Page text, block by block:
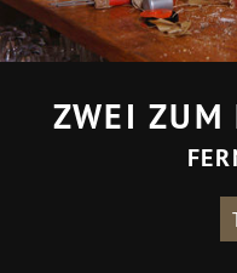
ZWEI ZUM